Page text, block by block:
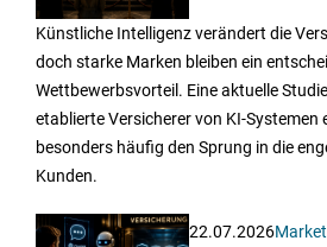
Künstliche Intelligenz verändert die
doch starke Marken bleiben ein
Wettbewerbsvorteil. Eine aktuelle
etablierte Versicherer von KI-Systemen
besonders häufig den Sprung in die
Kunden.
22.07.2026